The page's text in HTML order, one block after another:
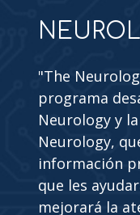
"The
programa
Neurology y
Neurology,
información
que les
mejorará la